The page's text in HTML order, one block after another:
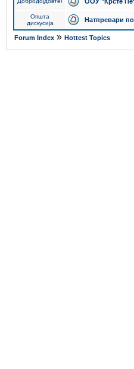
Општа
дискусија
Натпревари
Forum Index » Hottest Topics